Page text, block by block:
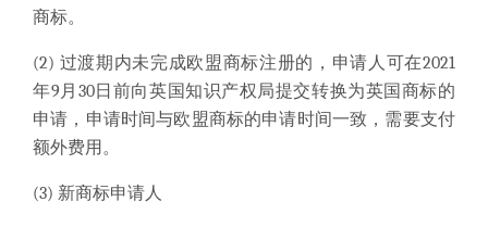
商标。
(2) 过渡期内未完成欧盟商标注册的，申请人可在2021
年9月30日前向英国知识产权局提交转换为英国商标的
申请，申请时间与欧盟商标的申请时间一致，需要支付
额外费用。
(3) 新商标申请人